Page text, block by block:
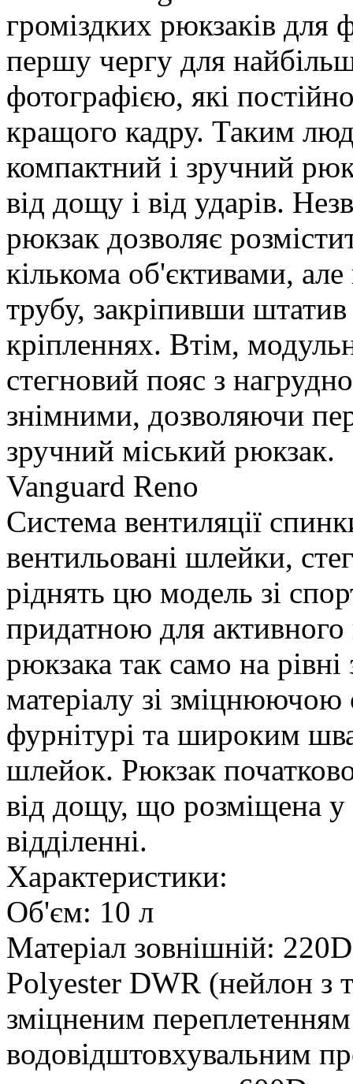
громіздких рюкзаків для
першу чергу для
фотографією, які
кращого кадру. Таким
компактний і зручний
від дощу і від ударів.
рюкзак дозволяє
кількома об'єктивами,
трубу, закріпивши
кріпленнях. Втім,
стегновий пояс з
знімними, дозволяючи
зручний міський рюкзак.
Vanguard Reno
Система вентиляції
вентильовані шлейки,
ріднять цю модель зі
придатною для активного
рюкзака так само на
матеріалу зі зміцнюючою
фурнітурі та широким
шлейок. Рюкзак
від дощу, що розміщена
відділенні.
Характеристики:
Об'єм: 10 л
Матеріал зовнішній:
Polyester DWR (нейлон
зміцненим
водовідштовхувальним